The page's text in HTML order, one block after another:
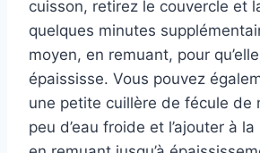
cuisson, retirez le couvercle et
quelques minutes
moyen, en remuant, pour
épaississe. Vous pouvez
une petite cuillère de fécule de
peu d’eau froide et l’ajouter à